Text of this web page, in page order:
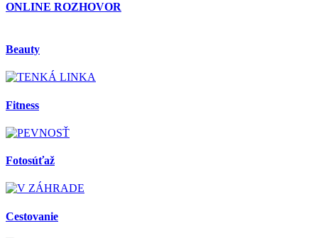
ONLINE ROZHOVOR
Beauty
Fitness
Fotosúťaž
Cestovanie